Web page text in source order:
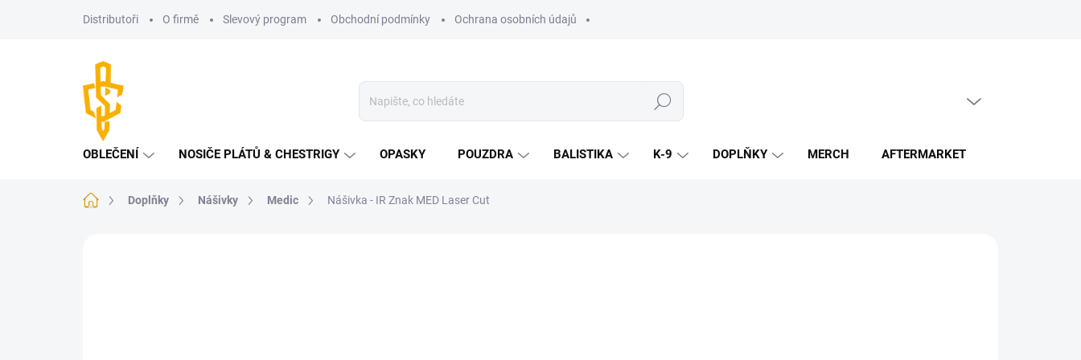
Distributoři O firmě Slevový program Obchodní podmínky Ochrana osobních údajů
Hledat
OBLEČENÍ NOSIČE PLÁTŮ & CHESTRIGY OPASKY POUZDRA BALISTIKA K-9 DOPLŇKY MERCH AFTERMARKET
Domů Doplňky Nášivky Medic Nášivka - IR Znak MED Laser Cut